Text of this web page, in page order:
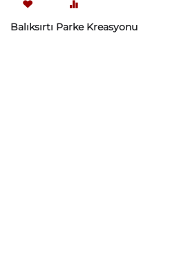
Balıksırtı Parke Kreasyonu